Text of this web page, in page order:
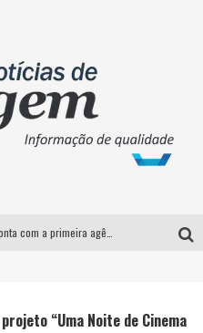
“Uma Noite de Cinema